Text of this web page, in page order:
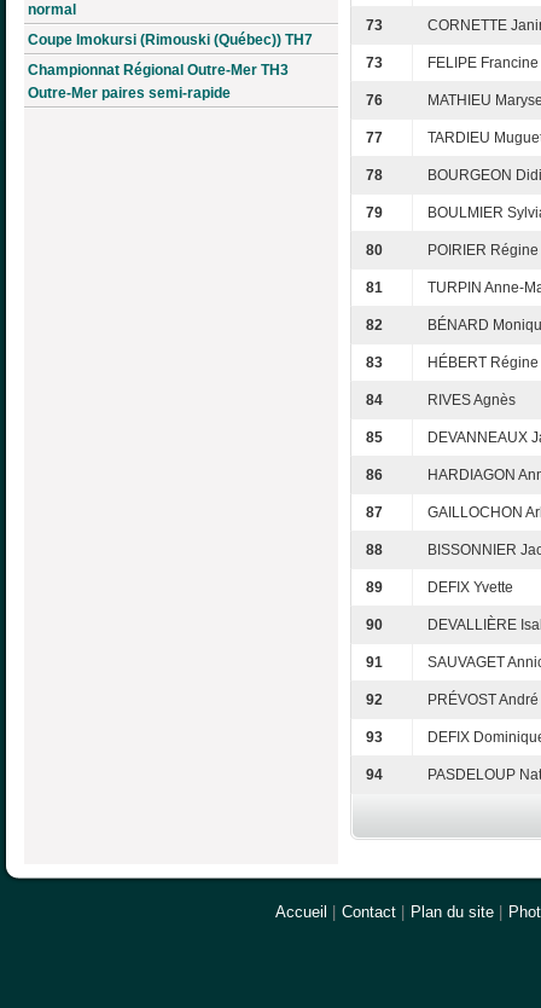
normal
Coupe Imokursi (Rimouski (Québec)) TH7
Championnat Régional Outre-Mer TH3
Outre-Mer paires semi-rapide
73 CORNETTE
73 FELIPE Francine
76 MATHIEU
77 TARDIEU
78 BOURGEON
79 BOULMIER
80 POIRIER Régine
81 TURPIN Anne-
82 BÉNARD
83 HÉBERT Régine
84 RIVES Agnès
85 DEVANNEAUX
86 HARDIAGON
87 GAILLOCHON
88 BISSONNIER
89 DEFIX Yvette
90 DEVALLIÈRE
91 SAUVAGET
92 PRÉVOST André
93 DEFIX
94 PASDELOUP
Accueil Contact Plan du site